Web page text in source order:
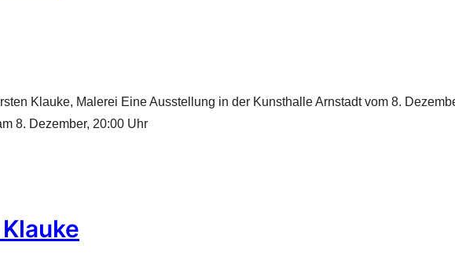
Klauke, Malerei Eine Ausstellung in der Kunsthalle Arnstadt vom 8.
8. Dezember, 20:00 Uhr